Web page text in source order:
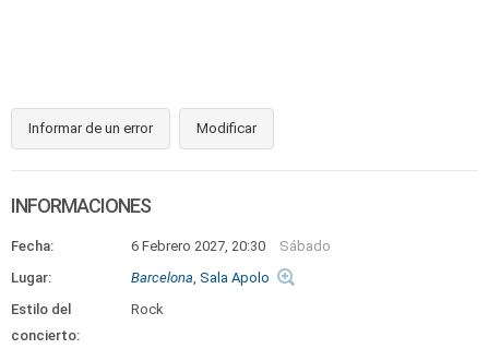
Informar de un error Modificar
INFORMACIONES
Fecha: 6 Febrero 2027, 20:30
Sábado
Lugar:
Barcelona, Sala Apolo
Estilo del
concierto:
Rock